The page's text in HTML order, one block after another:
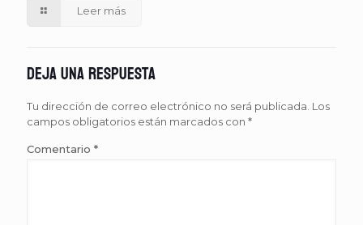
Leer más
Deja una respuesta
Tu dirección de correo electrónico no será publicada. Los
campos obligatorios están marcados con *
Comentario *